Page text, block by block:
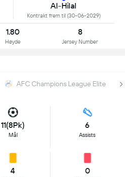
Al-Hilal
Kontrakt frem til (30-06-2029)
1.80
Høyde
8
Jersey Number
AFC Champions League Elite
11(8Pk)
Mål
6
Assists
4 0